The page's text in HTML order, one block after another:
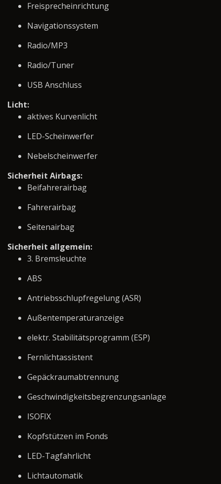
Freisprecheinrichtung
Navigationssystem
Radio/MP3
Radio/Tuner
USB Anschluss
Licht:
aktives Kurvenlicht
LED-Scheinwerfer
Nebelscheinwerfer
Sicherheit Airbags:
Beifahrerairbag
Fahrerairbag
Seitenairbag
Sicherheit allgemein:
3. Bremsleuchte
ABS
Antriebsschlupfregelung (ASR)
Außentemperaturanzeige
elektr. Stabilitätsprogramm (ESP)
Fernlichtassistent
Gepäckraumabtrennung
Geschwindigkeitsbegrenzungsanlage
ISOFIX
Kopfstützen im Fonds
LED-Tagfahrlicht
Lichtautomatik